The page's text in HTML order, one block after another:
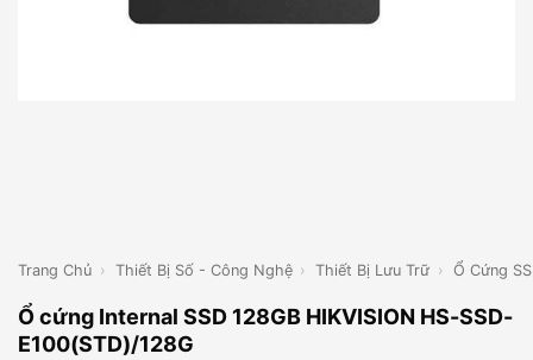
Trang Chủ › Thiết Bị Số - Công Nghệ › Thiết Bị Lưu Trữ › Ổ Cứng
Ổ cứng Internal SSD 128GB HIKVISION HS-SSD-
E100(STD)/128G